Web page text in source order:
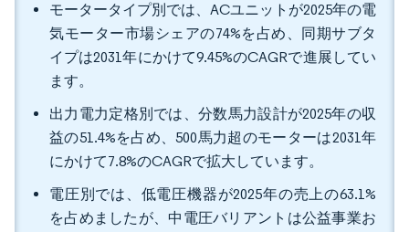
モータータイプ別では、ACユニットが2025年の電
気モーター市場シェアの74%を占め、同期サブタ
イプは2031年にかけて9.45%のCAGRで進展してい
ます。
出力電力定格別では、分数馬力設計が2025年の収
益の51.4%を占め、500馬力超のモーターは2031年
にかけて7.8%のCAGRで拡大しています。
電圧別では、低電圧機器が2025年の売上の63.1%
を占めましたが、中電圧バリアントは公益事業お